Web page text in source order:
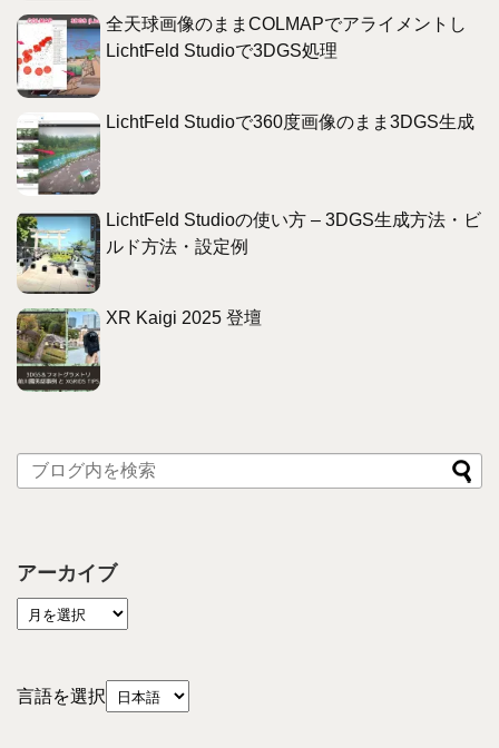
全天球画像のままCOLMAPでアライメントし
LichtFeld Studioで3DGS処理
LichtFeld Studioで360度画像のまま3DGS生成
LichtFeld Studioの使い方 – 3DGS生成方法・ビ
ルド方法・設定例
XR Kaigi 2025 登壇
アーカイブ
言語を選択